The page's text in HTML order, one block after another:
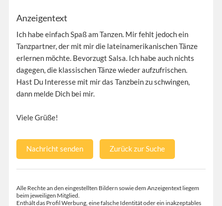
Anzeigentext
Ich habe einfach Spaß am Tanzen. Mir fehlt jedoch ein
Tanzpartner, der mit mir die lateinamerikanischen Tänze
erlernen möchte. Bevorzugt Salsa. Ich habe auch nichts
dagegen, die klassischen Tänze wieder aufzufrischen.
Hast Du Interesse mit mir das Tanzbein zu schwingen,
dann melde Dich bei mir.
Viele Grüße!
Nachricht senden Zurück zur Suche
Alle Rechte an den eingestellten Bildern sowie dem Anzeigentext liegem
beim jeweiligen Mitglied.
Enthält das Profil Werbung, eine falsche Identität oder ein inakzeptables